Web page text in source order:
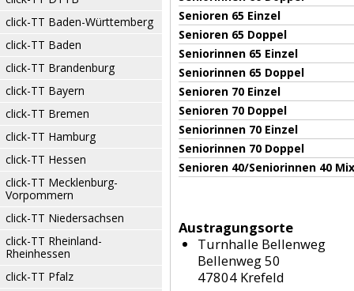
click-TT Baden-Württemberg
click-TT Baden
click-TT Brandenburg
click-TT Bayern
click-TT Bremen
click-TT Hamburg
click-TT Hessen
click-TT Mecklenburg-
Vorpommern
click-TT Niedersachsen
click-TT Rheinland-
Rheinhessen
click-TT Pfalz
Senioren 65 Einzel
Senioren 65 Doppel
Seniorinnen 65 Einzel
Seniorinnen 65 Doppel
Senioren 70 Einzel
Senioren 70 Doppel
Seniorinnen 70 Einzel
Seniorinnen 70 Doppel
Senioren 40/Seniorinnen 40
Austragungsorte
Turnhalle Bellenweg
Bellenweg 50
47804 Krefeld